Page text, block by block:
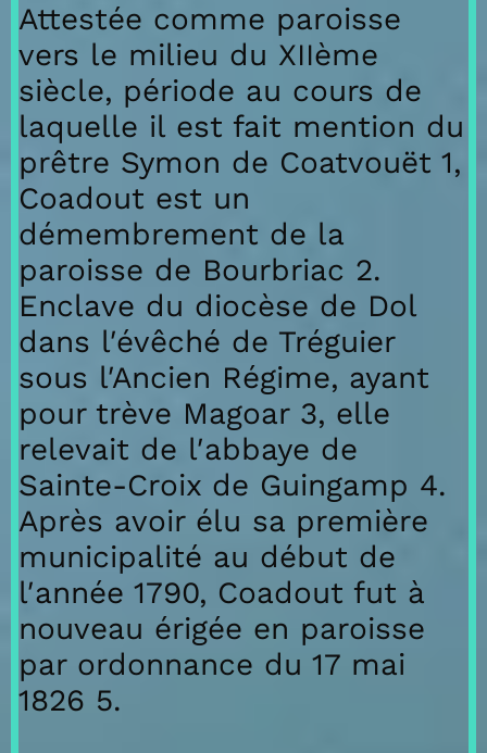
Attestée comme paroisse
vers le milieu du XIIème
siècle, période au cours de
laquelle il est fait mention du
prêtre Symon de Coatvouët 1,
Coadout est un
démembrement de la
paroisse de Bourbriac 2.
Enclave du diocèse de Dol
dans l′évêché de Tréguier
sous l′Ancien Régime, ayant
pour trève Magoar 3, elle
relevait de l′abbaye de
Sainte-Croix de Guingamp 4.
Après avoir élu sa première
municipalité au début de
l′année 1790, Coadout fut à
nouveau érigée en paroisse
par ordonnance du 17 mai
1826 5.